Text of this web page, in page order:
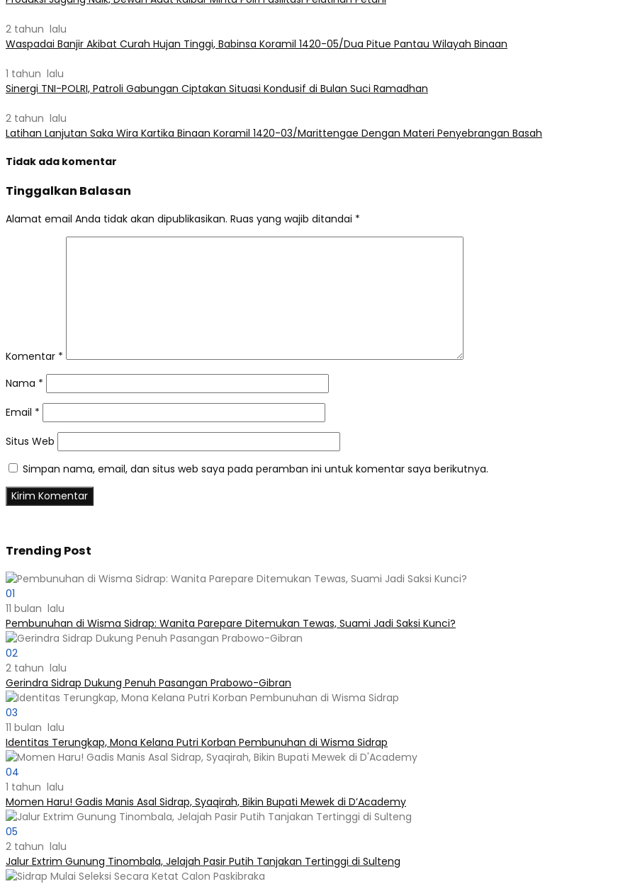
2 tahun lalu
Waspadai Banjir Akibat Curah Hujan Tinggi, Babinsa Koramil 1420-05/Dua Pitue Pantau Wilayah Binaan
1 tahun lalu
Sinergi TNI-POLRI, Patroli Gabungan Ciptakan Situasi Kondusif di Bulan Suci Ramadhan
2 tahun lalu
Latihan Lanjutan Saka Wira Kartika Binaan Koramil 1420-03/Marittengae Dengan Materi Penyebrangan Basah
Tidak ada komentar
Tinggalkan Balasan
Alamat email Anda tidak akan dipublikasikan. Ruas yang wajib ditandai *
Komentar *
Nama *
Email *
Situs Web
Simpan nama, email, dan situs web saya pada peramban ini untuk komentar saya berikutnya.
Trending Post
01
11 bulan lalu
Pembunuhan di Wisma Sidrap: Wanita Parepare Ditemukan Tewas, Suami Jadi Saksi Kunci?
02
2 tahun lalu
Gerindra Sidrap Dukung Penuh Pasangan Prabowo-Gibran
03
11 bulan lalu
Identitas Terungkap, Mona Kelana Putri Korban Pembunuhan di Wisma Sidrap
04
1 tahun lalu
Momen Haru! Gadis Manis Asal Sidrap, Syaqirah, Bikin Bupati Mewek di D’Academy​
05
2 tahun lalu
Jalur Extrim Gunung Tinombala, Jelajah Pasir Putih Tanjakan Tertinggi di Sulteng